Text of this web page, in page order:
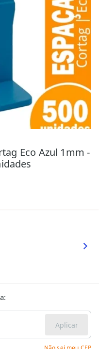
Eco Azul 1mm -
Aplicar